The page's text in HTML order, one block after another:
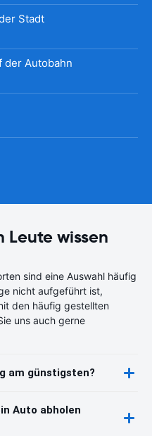
Stadt
der Autobahn
Leute wissen
sind eine Auswahl häufig
nicht aufgeführt ist,
den häufig gestellten
uns auch gerne
am günstigsten?
Auto abholen